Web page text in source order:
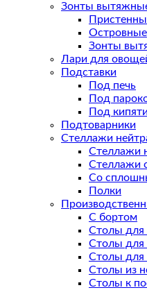
Зонты
Островные
Зонты
Лари для
Подставки
Под печь
Под
Под
Подтоварники
Стеллажи
Стеллажи
Стеллажи
Со
Полки
С бортом
Столы
Столы для
Столы для
Столы из
Столы к